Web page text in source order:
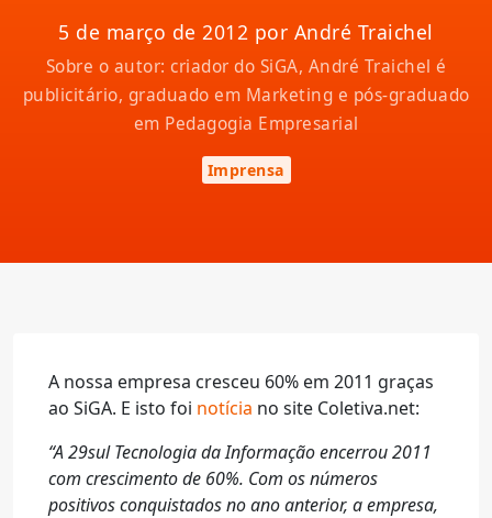
5 de março de 2012 por André Traichel
Sobre o autor: criador do SiGA, André Traichel é
publicitário, graduado em Marketing e pós-graduado
em Pedagogia Empresarial
Imprensa
A nossa empresa cresceu 60% em 2011 graças
ao SiGA. E isto foi notícia no site Coletiva.net:
“A 29sul Tecnologia da Informação encerrou 2011
com crescimento de 60%. Com os números
positivos conquistados no ano anterior, a empresa,